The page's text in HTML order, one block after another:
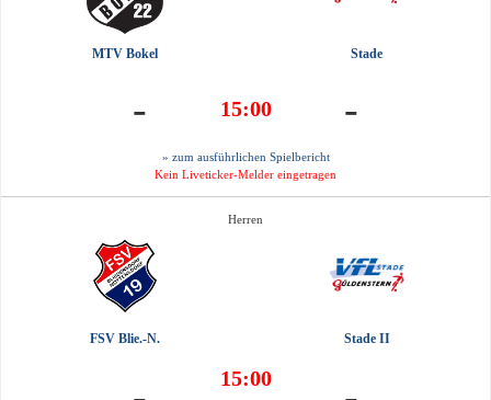
MTV Bokel Stade
- 15:00 -
» zum ausführlichen Spielbericht
Kein Liveticker-Melder eingetragen
Herren
FSV Blie.-N. Stade II
15:00